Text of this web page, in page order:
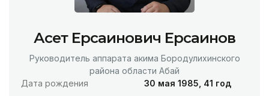
Асет Ерсаинович Ерсаинов
Руководитель аппарата акима Бородулихинского
района области Абай
Дата рождения
30 мая 1985, 41 год